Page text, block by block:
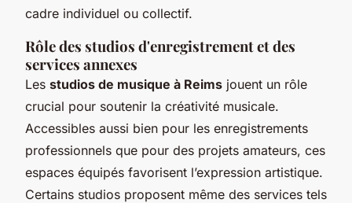
cadre individuel ou collectif.
Rôle des studios d'enregistrement et des
services annexes
Les studios de musique à Reims jouent un rôle
crucial pour soutenir la créativité musicale.
Accessibles aussi bien pour les enregistrements
professionnels que pour des projets amateurs, ces
espaces équipés favorisent l’expression artistique.
Certains studios proposent même des services tels